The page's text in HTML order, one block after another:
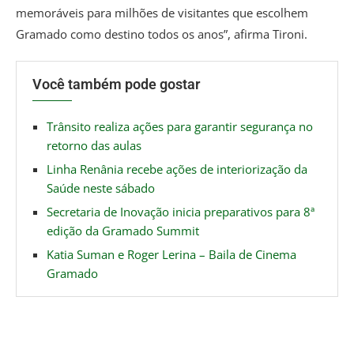
memoráveis para milhões de visitantes que escolhem
Gramado como destino todos os anos”, afirma Tironi.
Você também pode gostar
Trânsito realiza ações para garantir segurança no
retorno das aulas
Linha Renânia recebe ações de interiorização da
Saúde neste sábado
Secretaria de Inovação inicia preparativos para 8ª
edição da Gramado Summit
Katia Suman e Roger Lerina – Baila de Cinema
Gramado